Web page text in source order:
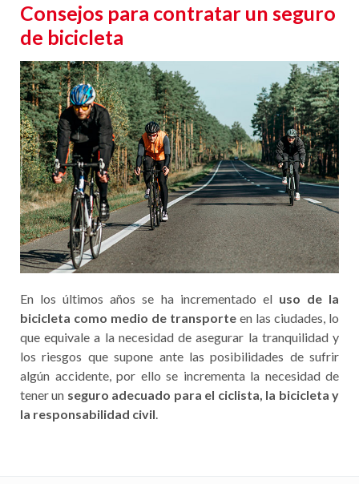
Consejos para contratar un seguro
de bicicleta
En los últimos años se ha incrementado el uso de la
bicicleta como medio de transporte en las ciudades, lo
que equivale a la necesidad de asegurar la tranquilidad y
los riesgos que supone ante las posibilidades de sufrir
algún accidente, por ello se incrementa la necesidad de
tener un seguro adecuado para el ciclista, la bicicleta y
la responsabilidad civil.